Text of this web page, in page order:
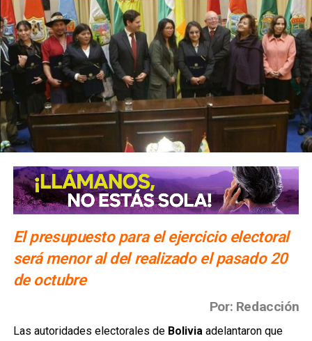
El presupuesto para el ejercicio electoral
será menor al del realizado el pasado 20
de octubre
Por: Redacción
Las autoridades electorales de Bolivia adelantaron que